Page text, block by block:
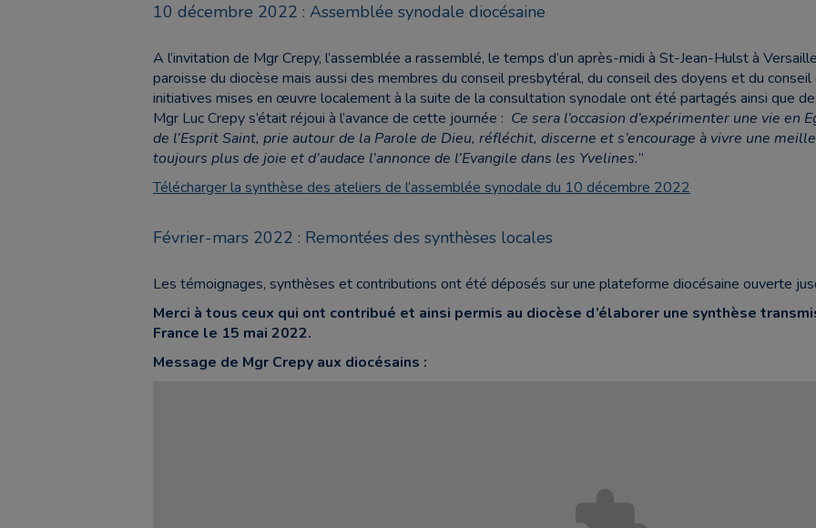
10 décembre 2022 : Assemblée synodale diocésaine
A l’invitation de Mgr Crepy, l’assemblée a rassemblé, le temps d’un après-midi à St-Jean-Hulst à
paroisse du diocèse mais aussi des membres du conseil presbytéral, du conseil des doyens et du
initiatives mises en œuvre localementà la suite de la consultation synodale ont été partagés ainsi que
Mgr Luc Crepy s’était réjoui à l’avance de cette journée : Ce sera l’occasion d’expérimenter une vie en
de l’Esprit Saint, prie autour de la Parole de Dieu, réfléchit, discerne et s’encourage à vivre une
toujours plus de joie et d’audace l’annonce de l’Evangile dans les Yvelines.”
Télécharger la synthèse des ateliers de l’assemblée synodale du 10 décembre 2022
Février-mars 2022 : Remontées des synthèses locales
Les témoignages, synthèses et contributions ont été déposés sur une plateforme diocésaine ouverte
Merci à tous ceux qui ont contribué et ainsi permis au diocèse d’élaborer une synthèse
France le 15 mai 2022.
Message de Mgr Crepy aux diocésains :